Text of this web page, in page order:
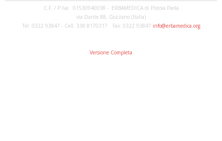
C.F. / P.Iva: 01530940038 - ERBAMEDICA di Pistoia Paola
via Dante 88, Gozzano (Italia)
Tel: 0322 93847 - Cell. 338 8170317 Fax: 0322 93847 info@erbamedica.org
Versione Completa